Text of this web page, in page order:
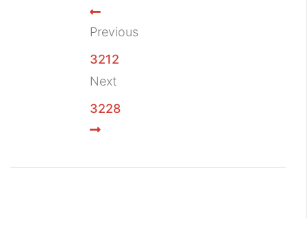
Previous
3212
Next
3228